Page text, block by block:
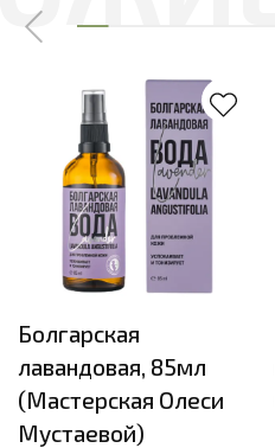
Болгарская
лавандовая, 85мл
(Мастерская Олеси
Мустаевой)